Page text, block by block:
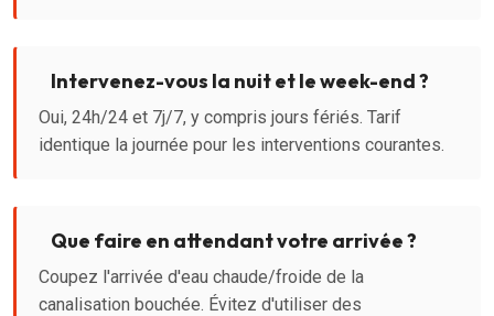
Intervenez-vous la nuit et le week-end ?
Oui, 24h/24 et 7j/7, y compris jours fériés. Tarif
identique la journée pour les interventions courantes.
Que faire en attendant votre arrivée ?
Coupez l'arrivée d'eau chaude/froide de la
canalisation bouchée. Évitez d'utiliser des